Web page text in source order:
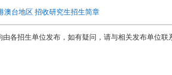
澳台地区 招收研究生招生简章
各招生单位发布，如有疑问，请与相关发布单位